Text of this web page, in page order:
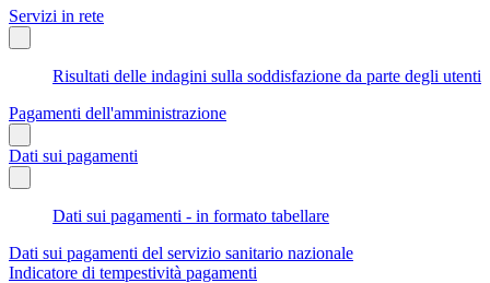
Servizi in rete
Risultati delle indagini sulla soddisfazione da parte degli utenti
Pagamenti dell'amministrazione
Dati sui pagamenti
Dati sui pagamenti - in formato tabellare
Dati sui pagamenti del servizio sanitario nazionale
Indicatore di tempestività pagamenti